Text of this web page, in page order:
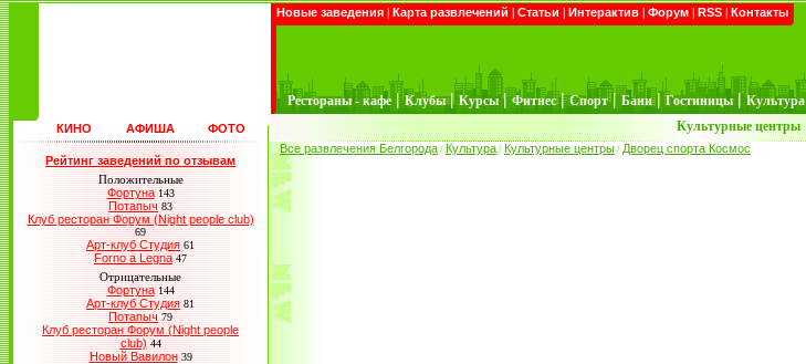
Новые заведения | Карта развлечений | Статьи | Интерактив | Форум | RSS | Контакты
Рестораны - кафе | Клубы | Курсы | Фитнес | Спорт | Бани | Гостиницы | Культура
КИНО АФИША ФОТО Культурные центры
Рейтинг заведений по отзывам
Положительные
Фортуна 143
Потапыч 83
Клуб ресторан Форум (Night people club)
69
Арт-клуб Студия 61
Forno a Legna 47
Отрицательные
Фортуна 144
Арт-клуб Студия 81
Потапыч 79
Клуб ресторан Форум (Night people
club) 44
Новый Вавилон 39
Все развлечения Белгорода / Культура / Культурные центры / Дворец спорта Космос